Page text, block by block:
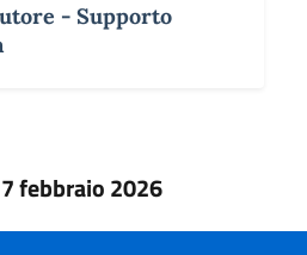
- Supporto
febbraio 2026